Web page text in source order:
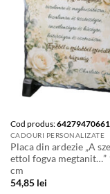
Cod produs:
CADOURI PERSONALIZATE
Placa din ardezie „A
ettol fogva megtanit…”
cm
54,85 lei